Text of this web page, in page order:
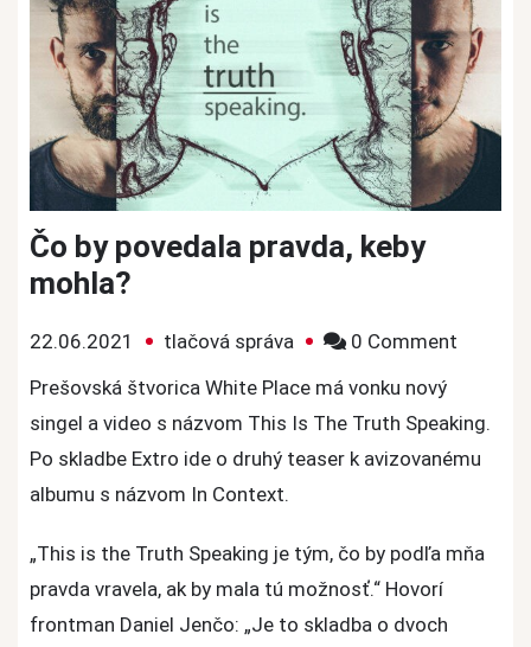
Čo by povedala pravda, keby
mohla?
22.06.2021 tlačová správa 0 Comment
pravda,
Prešovská štvorica White Place má vonku nový
singel a video s názvom This Is The Truth Speaking.
Po skladbe Extro ide o druhý teaser k avizovanému
albumu s názvom In Context.
„This is the Truth Speaking je tým, čo by podľa mňa
pravda vravela, ak by mala tú možnosť.“ Hovorí
frontman Daniel Jenčo: „Je to skladba o dvoch